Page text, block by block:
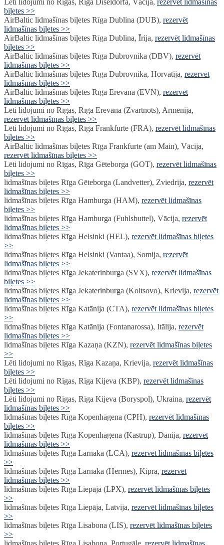
biļetes >>
AirBaltic lidmašīnas biļetes Rīga Dublina (DUB), rezervēt
lidmašīnas biļetes >>
AirBaltic lidmašīnas biļetes Rīga Dublina, Īrija, rezervēt lidmašīnas
biļetes >>
AirBaltic lidmašīnas biļetes Rīga Dubrovnika (DBV), rezervēt
lidmašīnas biļetes >>
AirBaltic lidmašīnas biļetes Rīga Dubrovnika, Horvātija, rezervēt
lidmašīnas biļetes >>
AirBaltic lidmašīnas biļetes Rīga Erevāna (EVN), rezervēt
lidmašīnas biļetes >>
Lēti lidojumi no Rīgas, Rīga Erevāna (Zvartnots), Armēnija,
rezervēt lidmašīnas biļetes >>
Lēti lidojumi no Rīgas, Rīga Frankfurte (FRA), rezervēt lidmašīnas
biļetes >>
AirBaltic lidmašīnas biļetes Rīga Frankfurte (am Main), Vācija,
rezervēt lidmašīnas biļetes >>
Lēti lidojumi no Rīgas, Rīga Gēteborga (GOT), rezervēt lidmašīnas
biļetes >>
lidmašīnas biļetes Rīga Gēteborga (Landvetter), Zviedrija, rezervēt
lidmašīnas biļetes >>
lidmašīnas biļetes Rīga Hamburga (HAM), rezervēt lidmašīnas
biļetes >>
lidmašīnas biļetes Rīga Hamburga (Fuhlsbuttel), Vācija, rezervēt
lidmašīnas biļetes >>
lidmašīnas biļetes Rīga Helsinki (HEL), rezervēt lidmašīnas biļetes
>>
lidmašīnas biļetes Rīga Helsinki (Vantaa), Somija, rezervēt
lidmašīnas biļetes >>
lidmašīnas biļetes Rīga Jekaterinburga (SVX), rezervēt lidmašīnas
biļetes >>
lidmašīnas biļetes Rīga Jekaterinburga (Koltsovo), Krievija, rezervēt
lidmašīnas biļetes >>
lidmašīnas biļetes Rīga Katānija (CTA), rezervēt lidmašīnas biļetes
>>
lidmašīnas biļetes Rīga Katānija (Fontanarossa), Itālija, rezervēt
lidmašīnas biļetes >>
lidmašīnas biļetes Rīga Kazaņa (KZN), rezervēt lidmašīnas biļetes
>>
Lēti lidojumi no Rīgas, Rīga Kazaņa, Krievija, rezervēt lidmašīnas
biļetes >>
Lēti lidojumi no Rīgas, Rīga Kijeva (KBP), rezervēt lidmašīnas
biļetes >>
Lēti lidojumi no Rīgas, Rīga Kijeva (Boryspol), Ukraina, rezervēt
lidmašīnas biļetes >>
lidmašīnas biļetes Rīga Kopenhāgena (CPH), rezervēt lidmašīnas
biļetes >>
lidmašīnas biļetes Rīga Kopenhāgena (Kastrup), Dānija, rezervēt
lidmašīnas biļetes >>
lidmašīnas biļetes Rīga Larnaka (LCA), rezervēt lidmašīnas biļetes
>>
lidmašīnas biļetes Rīga Larnaka (Hermes), Kipra, rezervēt
lidmašīnas biļetes >>
lidmašīnas biļetes Rīga Liepāja (LPX), rezervēt lidmašīnas biļetes
>>
lidmašīnas biļetes Rīga Liepāja, Latvija, rezervēt lidmašīnas biļetes
>>
lidmašīnas biļetes Rīga Lisabona (LIS), rezervēt lidmašīnas biļetes
>>
lidmašīnas biļetes Rīga Lisabona, Portugāle, rezervēt lidmašīnas